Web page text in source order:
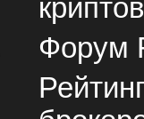
Форум